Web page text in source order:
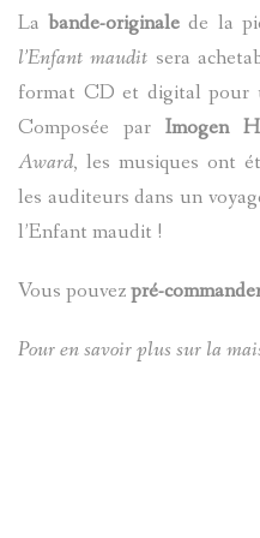
Labande-originale de la
l’Enfant maudit sera
format CD et digital pour
Composée par Imogen
Award, les musiques ont
les auditeurs dans un
l’Enfant maudit !
Vous pouvezpré-
Pour en savoir plus sur la